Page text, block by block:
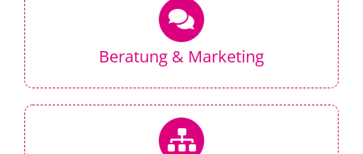
Beratung & Marketing